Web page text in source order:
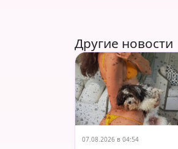
Другие новости
07.08.2026 в 04:54